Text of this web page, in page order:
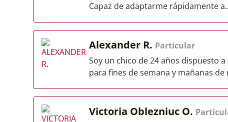
Capaz de adaptarme rápidamente
Alexander R. Particular
Soy un chico de 24 años dispuesto
para fines de semana y mañanas
Victoria Oblezniuc O.